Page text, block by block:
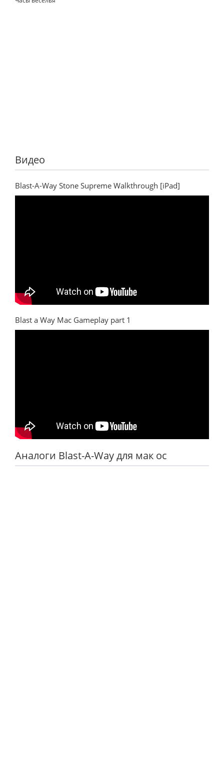
Видео
Blast-A-Way Stone Supreme Walkthrough [iPad]
Blast a Way Mac Gameplay part 1
Аналоги Blast-A-Way для мак ос